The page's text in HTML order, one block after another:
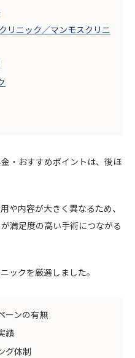
リニック／マンモスクリニ
・おすすめポイントは、後ほ
や内容が大きく異なるため、
満足度の高い手術につながる
ックを厳選しました。
ーンの有無
績
グ体制